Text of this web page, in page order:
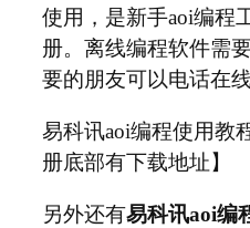
使用，是新手aoi编程
册。离线编程软件需
要的朋友可以电话在
易科讯aoi编程使用教
册底部有下载地址】
另外还有易科讯aoi编